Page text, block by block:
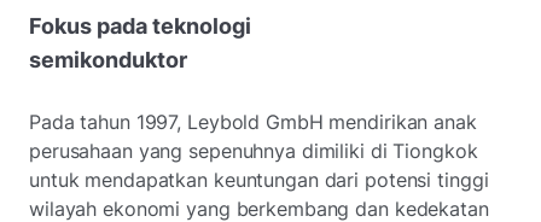
Fokus pada teknologi
semikonduktor
Pada tahun 1997, Leybold GmbH mendirikan anak
perusahaan yang sepenuhnya dimiliki di Tiongkok
untuk mendapatkan keuntungan dari potensi tinggi
wilayah ekonomi yang berkembang dan kedekatan